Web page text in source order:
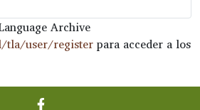
Archive
tla/user/registerpara acceder a los